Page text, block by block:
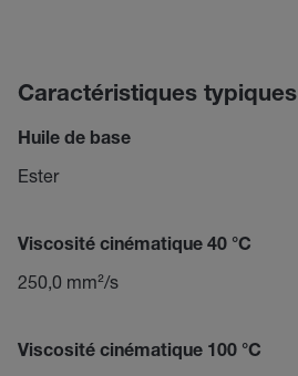
Caractéristiques typiques
Huile de base
Ester
Viscosité cinématique 40 °C
250,0 mm²/s
Viscosité cinématique 100 °C